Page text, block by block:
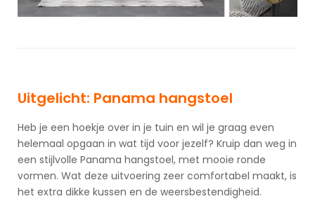
Uitgelicht: Panama hangstoel
Heb je een hoekje over in je tuin en wil je graag even
helemaal opgaan in wat tijd voor jezelf? Kruip dan weg in
een stijlvolle Panama hangstoel, met mooie ronde
vormen. Wat deze uitvoering zeer comfortabel maakt, is
het extra dikke kussen en de weersbestendigheid.